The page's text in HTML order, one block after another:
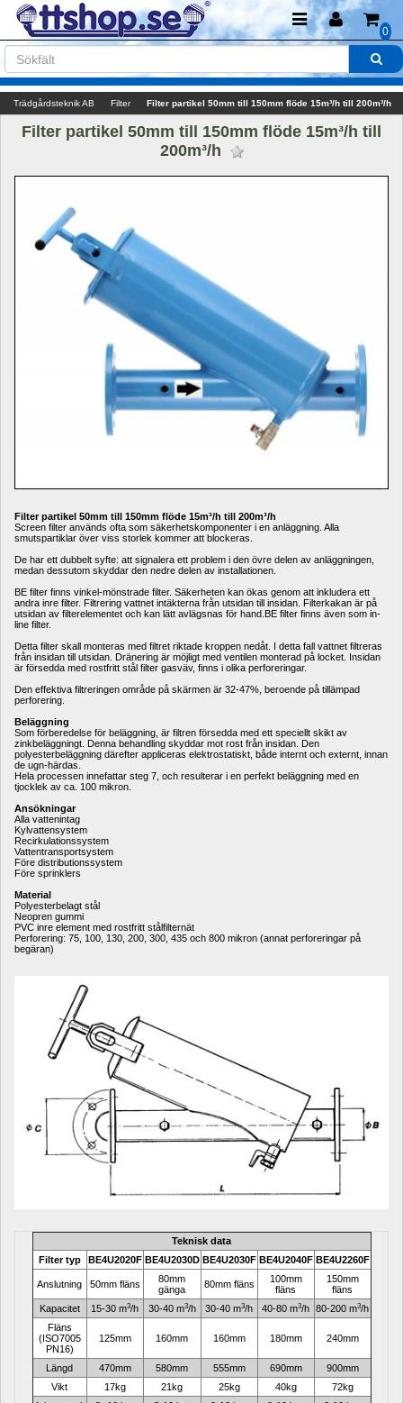
0
Trädgårdsteknik AB Filter Filter partikel 50mm till 150mm flöde 15m³/h till 200m³/h
Filter partikel 50mm till 150mm flöde 15m³/h till
200m³/h
Filter partikel 50mm till 150mm flöde 15m³/h till 200m³/h
Screen filter används ofta som säkerhetskomponenter i en anläggning. Alla
smutspartiklar över viss storlek kommer att blockeras.
De har ett dubbelt syfte: att signalera ett problem i den övre delen av anläggningen,
medan dessutom skyddar den nedre delen av installationen.
BE filter finns vinkel-mönstrade filter. Säkerheten kan ökas genom att inkludera ett
andra inre filter. Filtrering vattnet intäkterna från utsidan till insidan. Filterkakan är på
utsidan av filterelementet och kan lätt avlägsnas för hand.BE filter finns även som in-
line filter.
Detta filter skall monteras med filtret riktade kroppen nedåt. I detta fall vattnet filtreras
från insidan till utsidan. Dränering är möjligt med ventilen monterad på locket. Insidan
är försedda med rostfritt stål filter gasväv, finns i olika perforeringar.
Den effektiva filtreringen område på skärmen är 32-47%, beroende på tillämpad
perforering.
Beläggning
Som förberedelse för beläggning, är filtren försedda med ett speciellt skikt av
zinkbeläggningt. Denna behandling skyddar mot rost från insidan. Den
polyesterbeläggning därefter appliceras elektrostatiskt, både internt och externt, innan
de ugn-härdas.
Hela processen innefattar steg 7, och resulterar i en perfekt beläggning med en
tjocklek av ca. 100 mikron.
Ansökningar
Alla vattenintag
Kylvattensystem
Recirkulationssystem
Vattentransportsystem
Före distributionssystem
Före sprinklers
Material
Polyesterbelagt stål
Neopren gummi
PVC inre element med rostfritt stålfilternät
Perforering: 75, 100, 130, 200, 300, 435 och 800 mikron (annat perforeringar på
begäran)
Teknisk data
Filter typ BE4U2020F BE4U2030D BE4U2030F BE4U2040F BE4U2260F
Anslutning 50mm fläns
80mm
gänga
80mm fläns
100mm
fläns
150mm
fläns
Kapacitet
15-30 m3/h 30-40 m3/h 30-40 m3/h 40-80 m3/h 80-200 m3/h
Fläns
(ISO7005
PN16)
125mm 160mm 160mm 180mm 240mm
Längd 470mm 580mm 555mm 690mm
900mm
Vikt
17kg 21kg 25kg 40kg
72kg